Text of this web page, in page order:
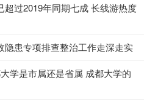
过2019年同期七成 长线游热度
患专项排查整治工作走深走实
学是市属还是省属 成都大学的